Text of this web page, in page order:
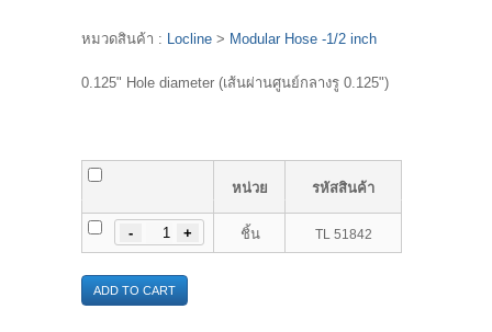
หมวดสินค้า : Locline > Modular Hose -1/2 inch
0.125" Hole diameter (เส้นผ่านศูนย์กลางรู 0.125")
หน่วย รหัสสินค้า
ชิ้น TL 51842
-
ADD TO CART